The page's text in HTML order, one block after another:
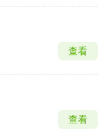
查看
查看